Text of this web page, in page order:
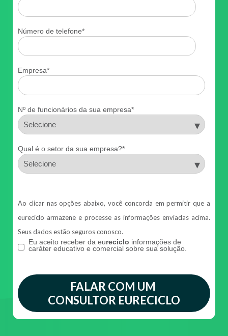
Número de telefone*
Empresa*
Nº de funcionários da sua empresa*
Qual é o setor da sua empresa?*
Ao clicar nas opções abaixo, você concorda em permitir que a
eureciclo armazene e processe as informações enviadas acima.
Seus dados estão seguros conosco.
Eu aceito receber da eureciclo informações de
caráter educativo e comercial sobre sua solução.